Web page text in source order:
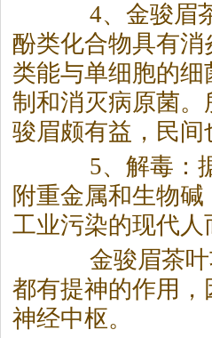
4、金骏眉茶
酚类化合物具有
类能与单细胞的
制和消灭病原菌
骏眉颇有益，民
5、解毒：据
附重金属和生物
工业污染的现代
金骏眉茶叶
都有提神的作用
神经中枢。